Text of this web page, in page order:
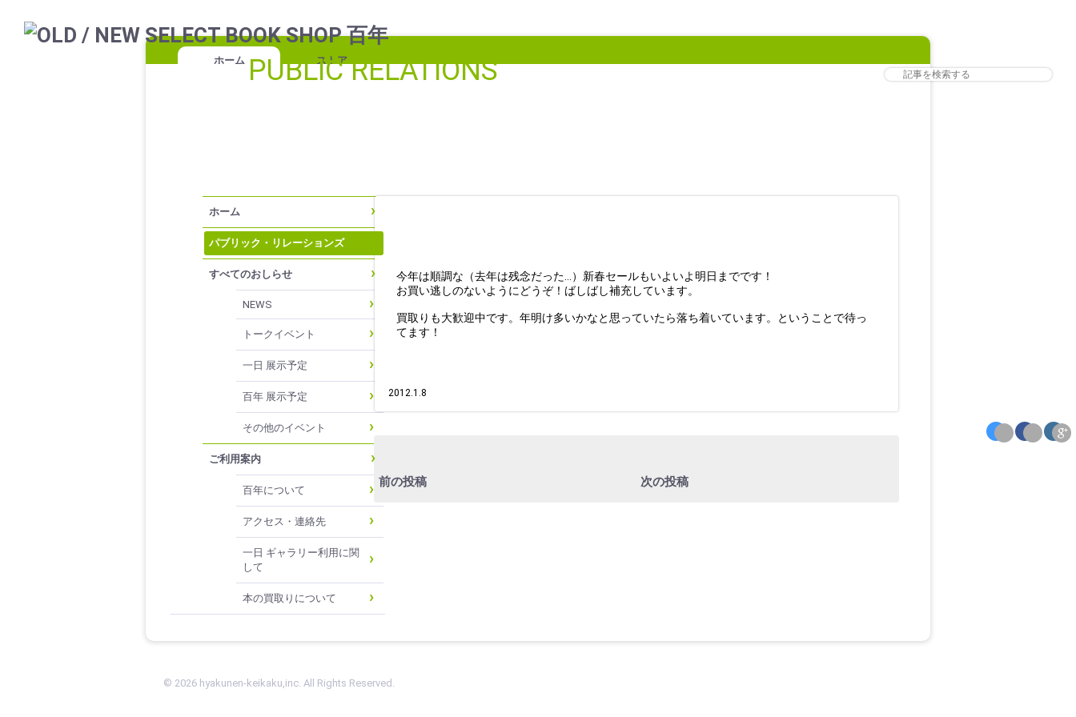
ホーム ストア
PUBLIC RELATIONS
ホーム
パブリック・リレーションズ
すべてのおしらせ
NEWS
トークイベント
一日 展示予定
百年 展示予定
その他のイベント
ご利用案内
百年について
アクセス・連絡先
一日 ギャラリー利用に関
して
本の買取りについて
今年は順調な（去年は残念だった…）新春セールもいよいよ明日までです！
お買い逃しのないようにどうぞ！ばしばし補充しています。
買取りも大歓迎中です。年明け多いかなと思っていたら落ち着いています。ということで待っ
てます！
2012.1.8
前の投稿 次の投稿
© 2026 hyakunen-keikaku,inc. All Rights Reserved.